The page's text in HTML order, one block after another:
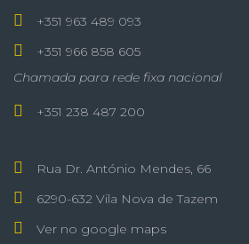
+351 963 489 093
+351 966 858 605
Chamada para rede fixa nacional
+351 238 487 200
Rua Dr. António Mendes, 66
6290-632 Vila Nova de Tazem
Ver no google maps